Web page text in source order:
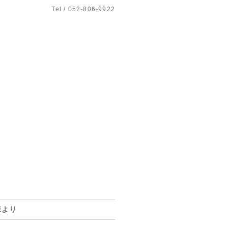
Tel / 052-806-9922
り